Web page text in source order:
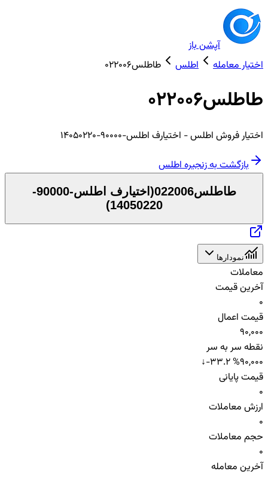
آپشن باز
اختیار معامله
اطلس طاطلس022006
طاطلس022006
اختیارفروش اطلس- اختیارف اطلس-90000-14050220
بازگشت به زنجیرهاطلس
طاطلس022006 (
اختیارف اطلس-90000-
14050220
)
نمودارها
معاملات
آخرین قیمت
0
قیمت اعمال
90,000
نقطه سر به سر
90,000
↓-33.2 %
قیمت پایانی
0
ارزش معاملات
0
حجم معاملات
0
آخرین معامله